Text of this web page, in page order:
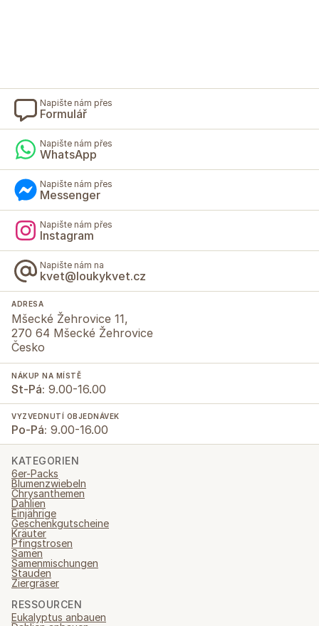
Napište nám přes
Formulář
Napište nám přes
WhatsApp
Napište nám přes
Messenger
Napište nám přes
Instagram
Napište nám na
kvet@loukykvet.cz
ADRESA
Mšecké Žehrovice 11,
270 64 Mšecké Žehrovice
Česko
NÁKUP NA MÍSTĚ
St-Pá: 9.00-16.00
VYZVEDNUTÍ OBJEDNÁVEK
Po-Pá: 9.00-16.00
KATEGORIEN
6er-Packs
Blumenzwiebeln
Chrysanthemen
Dahlien
Einjährige
Geschenkgutscheine
Kräuter
Pfingstrosen
Samen
Samenmischungen
Stauden
Ziergräser
RESSOURCEN
Eukalyptus anbauen